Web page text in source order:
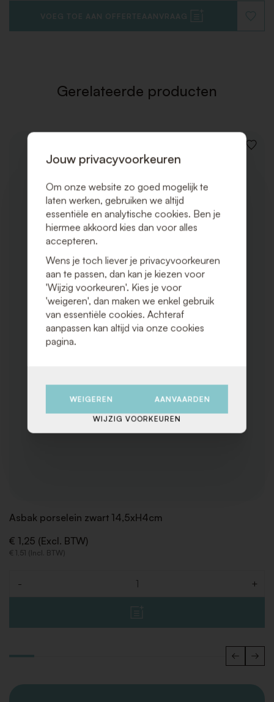
VOEG TOE AAN OFFERTEAANVRAAG
TOE
Gerelateerde producten
VOEG
Asbak porselein zwart 14,5xH4cm
€ 1,25 (Excl. BTW)
€ 1,51 (Incl. BTW)
- +
Jouw privacyvoorkeuren
Om onze website zo goed mogelijk te
laten werken, gebruiken we altijd
essentiële en analytische cookies. Ben je
hiermee akkoord kies dan voor alles
accepteren.
Wens je toch liever je privacyvoorkeuren
aan te passen, dan kan je kiezen voor
'Wijzig voorkeuren'. Kies je voor
'weigeren', dan maken we enkel gebruik
van essentiële cookies. Achteraf
aanpassen kan altijd via onze cookies
pagina.
WEIGEREN AANVAARDEN
WIJZIG VOORKEUREN